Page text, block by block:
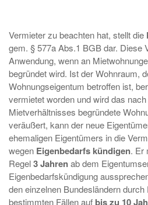
Vermieter zu beachten hat, stellt die
gem. § 577a Abs.1 BGB dar. Diese
Anwendung, wenn an
begründet wird. Ist der Wohnraum,
Wohnungseigentum betroffen ist,
vermietet worden und wird das
Mietverhältnisses begründete
veräußert, kann der neue
ehemaligen Eigentümers in die
wegen Eigenbedarfs kündigen. Er
Regel3Jahrenab dem
Eigenbedarfskündigung
den einzelnen Bundesländern
bestimmten Fällen auf bis zu 10